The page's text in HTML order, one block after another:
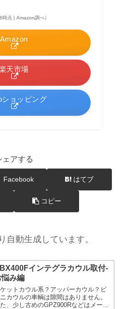
点 | Amazon調べ）
Amazon
天市場
ショッピング
ェアする
Facebook はてブ
コピー
自動生成しています。
インテグラカウル取付-
悩み編
ットカウル系？アッパーカウル？ビ
カウルの車輌は隙間はありません。
、少し古めのGPZ900Rなどはメータ